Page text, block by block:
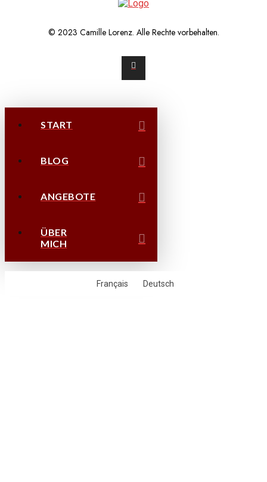
© 2023 Camille Lorenz. Alle Rechte vorbehalten.
START
BLOG
ANGEBOTE
ÜBER
MICH
Français Deutsch